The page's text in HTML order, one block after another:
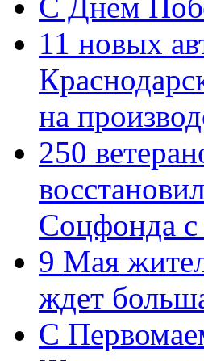
11 новых
на
250
Соцфонда с
9 Мая
ждет
C